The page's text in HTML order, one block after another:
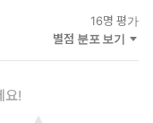
로움이 담겨 있었다.
16명 평가
별점 분포 보기
요!